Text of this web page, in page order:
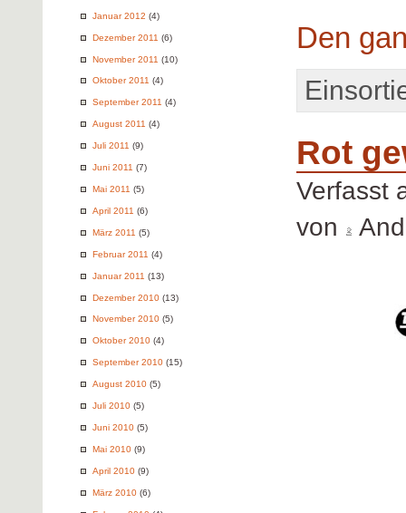
Januar 2012 (4)
Dezember 2011 (6)
November 2011 (10)
Oktober 2011 (4)
September 2011 (4)
August 2011 (4)
Juli 2011 (9)
Juni 2011 (7)
Mai 2011 (5)
April 2011 (6)
März 2011 (5)
Februar 2011 (4)
Januar 2011 (13)
Dezember 2010 (13)
November 2010 (5)
Oktober 2010 (4)
September 2010 (15)
August 2010 (5)
Juli 2010 (5)
Juni 2010 (5)
Mai 2010 (9)
April 2010 (9)
März 2010 (6)
Den
Rot
Verfasst
von